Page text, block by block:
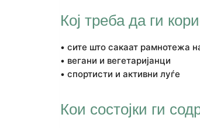
Кој треба да ги
• сите што сакаат рамнотежа
• вегани и вегетаријанци
• спортисти и активни луѓе
Кои состојки ги